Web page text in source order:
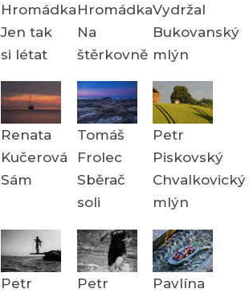
Hromádka
Jen tak
si létat
Hromádka
Na
štěrkovně
Vydržal
Bukovanský
mlýn
Renata
Kučerová
Sám
Tomáš
Frolec
Sběrač
soli
Petr
Piskovský
Chvalkovický
mlýn
Petr
Petr
Pavlína